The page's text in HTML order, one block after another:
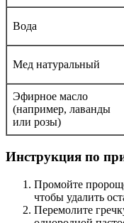
Вода
Мед натуральный
Эфирное масло
(например, лаванды
или розы)
Инструкция по
Промойте
чтобы удалить
Перемолите